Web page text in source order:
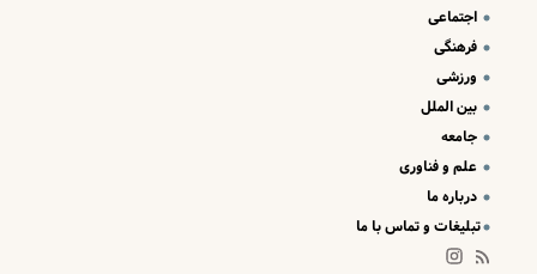
اجتماعی
فرهنگی
ورزشی
بین الملل
جامعه
علم و فناوری
درباره ما
تبلیغات و تماس با ما